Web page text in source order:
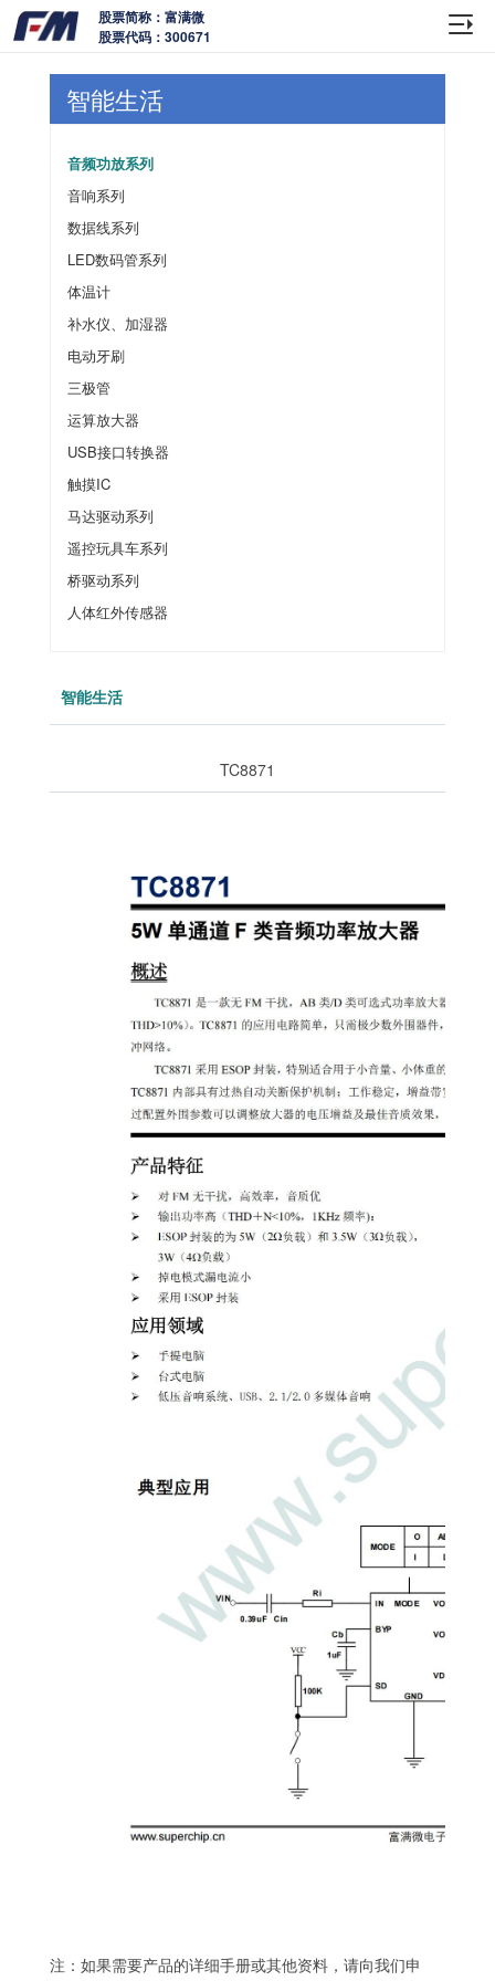
股票简称：富满微
股票代码：300671
智能生活
音频功放系列
音响系列
数据线系列
LED数码管系列
体温计
补水仪、加湿器
电动牙刷
三极管
运算放大器
USB接口转换器
触摸IC
马达驱动系列
遥控玩具车系列
桥驱动系列
人体红外传感器
智能生活
TC8871
注：如果需要产品的详细手册或其他资料，请向我们申